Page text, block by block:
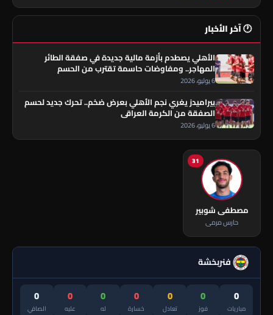
🕐 آخر الأخبار
الأهلي يصطدم بأزمة مالية جديدة في صفقة الطائر
المهاجر.. ومفاوضات حاسمة تقترب من الحسم
6 يوليو، 2026
بيراميدز يغري نجم الأهلي بعرض ضخم.. تحرك جديد لحسم
الصفقة من الكرمة العراقي
6 يوليو، 2026
31
مصطفى شوبير
حارس مرمى
فنربخشة
0
مباريات
0
فوز
0
تعادل
0
خسارة
0
له
0
عليه
0
الصافي